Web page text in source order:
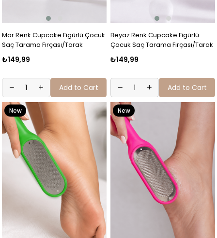
Mor Renk Cupcake Figürlü Çocuk
Saç Tarama Fırçası/Tarak
₺149,99
Add to Cart
Beyaz Renk Cupcake Figürlü
Çocuk Saç Tarama Fırçası/Tarak
₺149,99
Add to Cart
New
Item
New
Item